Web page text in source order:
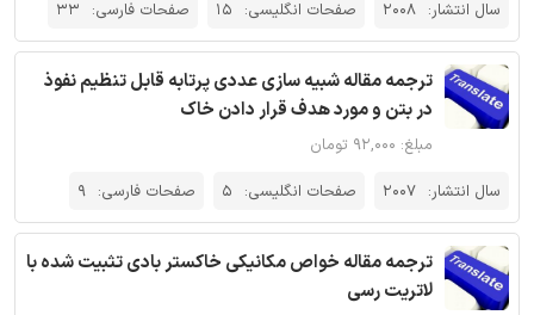
سال انتشار: 2008 صفحات انگلیسی: 15 صفحات فارسی: 33
ترجمه مقاله شبیه سازی عددی پرتابه قابل تنظیم نفوذ
در بتن و مورد هدف قرار دادن خاک
مبلغ: ۹۲,۰۰۰ تومان
سال انتشار: 2007 صفحات انگلیسی: 5 صفحات فارسی: 9
ترجمه مقاله خواص مکانیکی خاکستر بادی تثبیت شده با
لاتریت رسی